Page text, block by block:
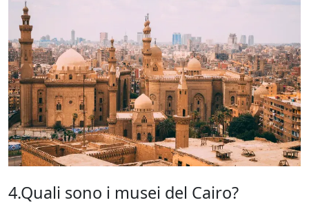
4.Quali sono i musei del Cairo?